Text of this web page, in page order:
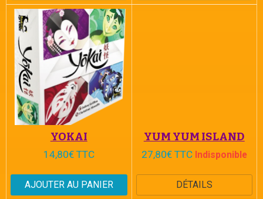
YOKAI
14,80€ TTC
AJOUTER AU PANIER
YUM YUM ISLAND
27,80€ TTC Indisponible
DÉTAILS